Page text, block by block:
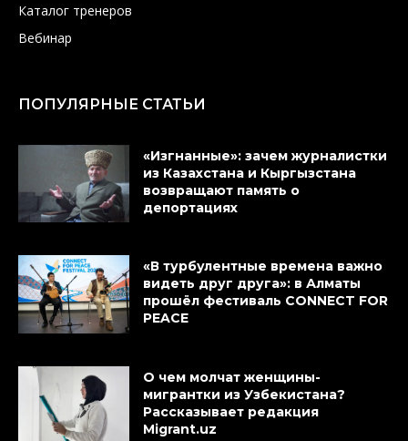
Каталог тренеров
Вебинар
ПОПУЛЯРНЫЕ СТАТЬИ
«Изгнанные»: зачем журналистки
из Казахстана и Кыргызстана
возвращают память о
депортациях
«В турбулентные времена важно
видеть друг друга»: в Алматы
прошёл фестиваль CONNECT FOR
PEACE
О чем молчат женщины-
мигрантки из Узбекистана?
Рассказывает редакция
Migrant.uz